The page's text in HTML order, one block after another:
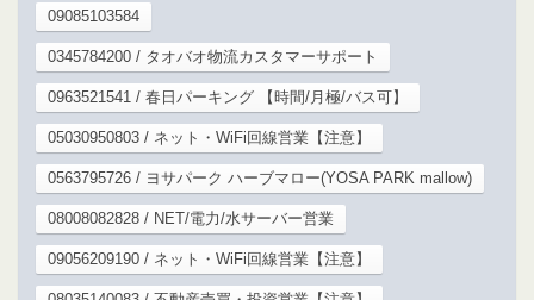
09085103584
0345784200 / タオバオ物流カスタマーサポート
0963521541 / 春日パーキング 【時間/月極/バス可】
05030950803 / ネット・WiFi回線営業【注意】
0563795726 / ヨサパーク ハーブマロー(YOSA PARK mallow)
08008082828 / NET/電力/水サーバー営業
09056209190 / ネット・WiFi回線営業【注意】